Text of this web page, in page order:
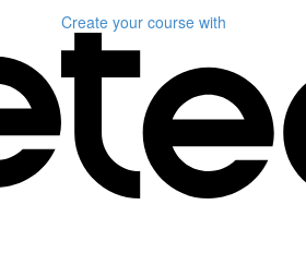
Create your course with